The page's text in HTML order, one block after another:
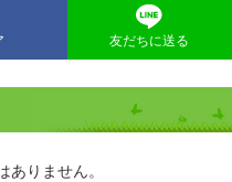
友だちに送る
りません。